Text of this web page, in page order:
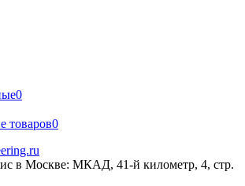
0
товаров0
в Москве: МКАД, 41-й километр, 4, стр.